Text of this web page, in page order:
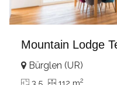
Mountain Lodge
Bürglen (UR)
2